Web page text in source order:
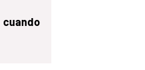
cuando